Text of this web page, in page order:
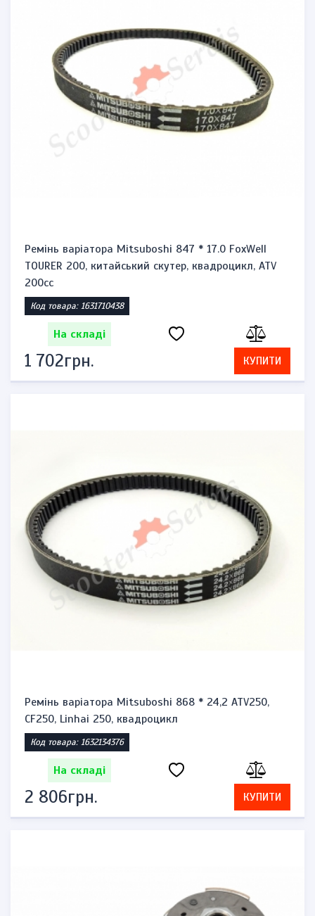
Ремінь варіатора Mitsuboshi 847 * 17.0 FoxWell
TOURER 200, китайський скутер, квадроцикл, ATV
200cc
Код товара: 1631710438
На складі
1 702грн. КУПИТИ
Ремінь варіатора Mitsuboshi 868 * 24,2 ATV250,
CF250, Linhai 250, квадроцикл
Код товара: 1632134376
На складі
2 806грн. КУПИТИ